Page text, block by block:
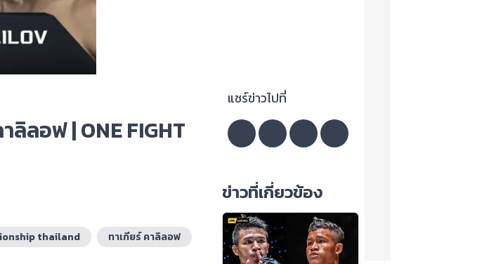
ลิลอฟ | ONE FIGHT
thailand ทาเกียร์ คาลิลอฟ
แชร์ข่าวไปที่
ข่าวที่เกี่ยวข้อง